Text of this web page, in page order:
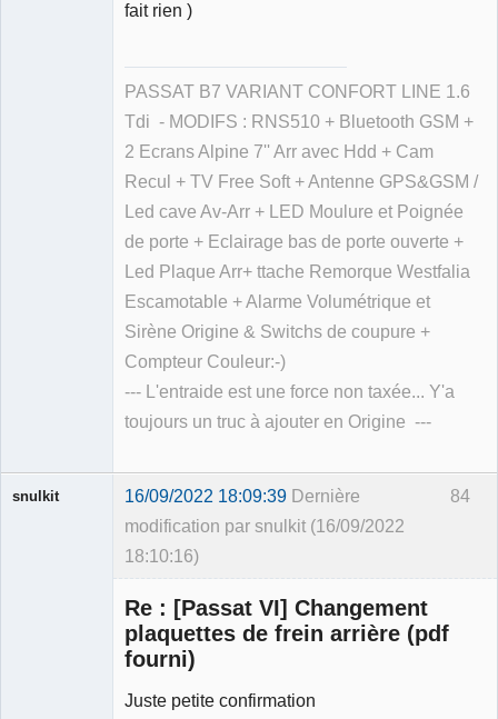
fait rien )
PASSAT B7 VARIANT CONFORT LINE 1.6
Tdi - MODIFS : RNS510 + Bluetooth GSM +
2 Ecrans Alpine 7'' Arr avec Hdd + Cam
Recul + TV Free Soft + Antenne GPS&GSM /
Led cave Av-Arr + LED Moulure et Poignée
de porte + Eclairage bas de porte ouverte +
Led Plaque Arr+ ttache Remorque Westfalia
Escamotable + Alarme Volumétrique et
Sirène Origine & Switchs de coupure +
Compteur Couleur:-)
--- L'entraide est une force non taxée... Y'a
toujours un truc à ajouter en Origine ---
84
snulkit 16/09/2022 18:09:39 Dernière
modification par snulkit (16/09/2022
18:10:16)
Re : [Passat VI] Changement
plaquettes de frein arrière (pdf
fourni)
Juste petite confirmation